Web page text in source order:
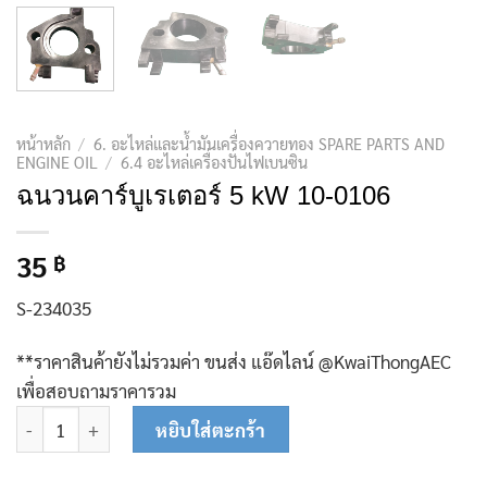
หน้าหลัก / 6. อะไหล่และน้ำมันเครื่องควายทอง SPARE PARTS AND
ENGINE OIL
/ 6.4 อะไหล่เครื่องปั่นไฟเบนซิน
ฉนวนคาร์บูเรเตอร์ 5 kW 10-0106
35 ฿
S-234035
**ราคาสินค้ายังไม่รวมค่า ขนส่ง แอ๊ดไลน์ @KwaiThongAEC
เพื่อสอบถามราคารวม
จำนวน ฉนวนคาร์บูเรเตอร์ 5 kW 10-0106 ชิ้น
หยิบใส่ตะกร้า